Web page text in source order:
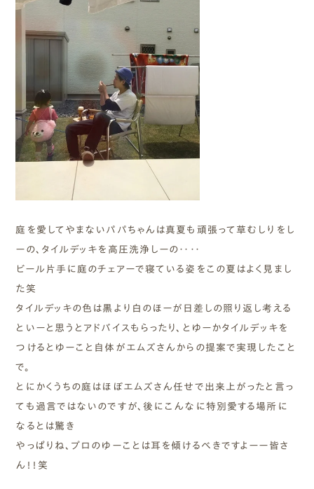
庭を愛してやまないパパちゃんは真夏も頑張って草むしりをし
ーの、タイルデッキを高圧洗浄しーの‥‥
ビール片手に庭のチェアーで寝ている姿をこの夏はよく見まし
た笑
タイルデッキの色は黒より白のほーが日差しの照り返し考える
といーと思うとアドバイスもらったり、とゆーかタイルデッキを
つけるとゆーこと自体がエムズさんからの提案で実現したこと
で。
とにかくうちの庭はほぼエムズさん任せで出来上がったと言っ
ても過言ではないのですが、後にこんなに特別愛する場所に
なるとは驚き
やっぱりね、プロのゆーことは耳を傾けるべきですよーー皆さ
ん！！笑